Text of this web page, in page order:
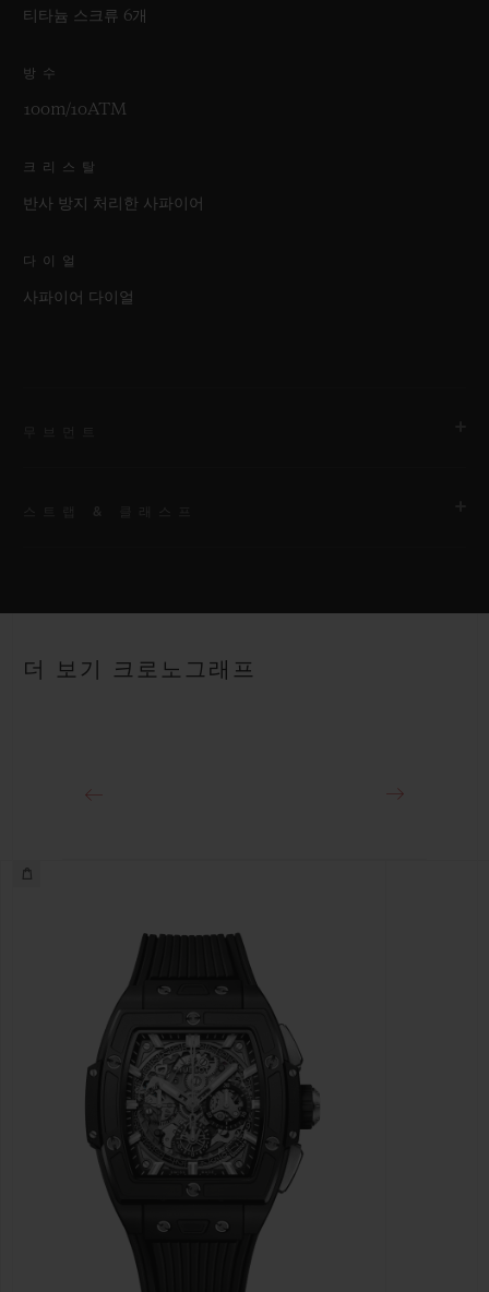
티타늄 스크류 6개
방수
100m/10ATM
크리스탈
반사 방지 처리한 사파이어
다이얼
사파이어 다이얼
50시간
스트랩
더 보기 크로노그래프